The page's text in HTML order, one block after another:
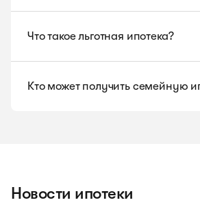
Что такое льготная ипотека?
Кто может получить семейную
Новости ипотеки